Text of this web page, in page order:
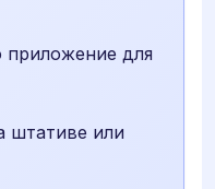
для
штативе или